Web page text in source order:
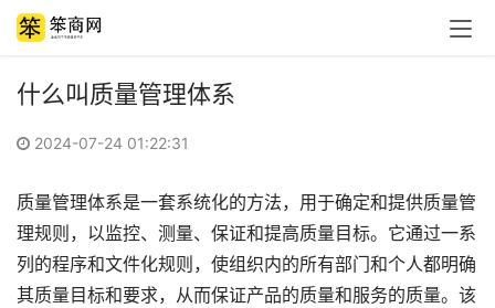
什么叫质量管理体系
2024-07-24 01:22:31
质量管理体系是一套系统化的方法，用于确定和提供质量管
理规则，以监控、测量、保证和提高质量目标。它通过一系
列的程序和文件化规则，使组织内的所有部门和个人都明确
其质量目标和要求，从而保证产品的质量和服务的质量。该